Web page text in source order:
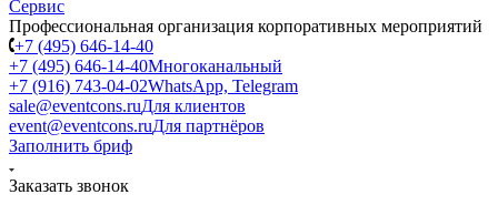
Профессиональная организация корпоративных мероприятий
+7 (495) 646-14-40
+7 (495) 646-14-40Многоканальный
+7 (916) 743-04-02WhatsApp, Telegram
sale@eventcons.ruДля клиентов
event@eventcons.ruДля партнёров
Заполнить бриф
Заказать звонок